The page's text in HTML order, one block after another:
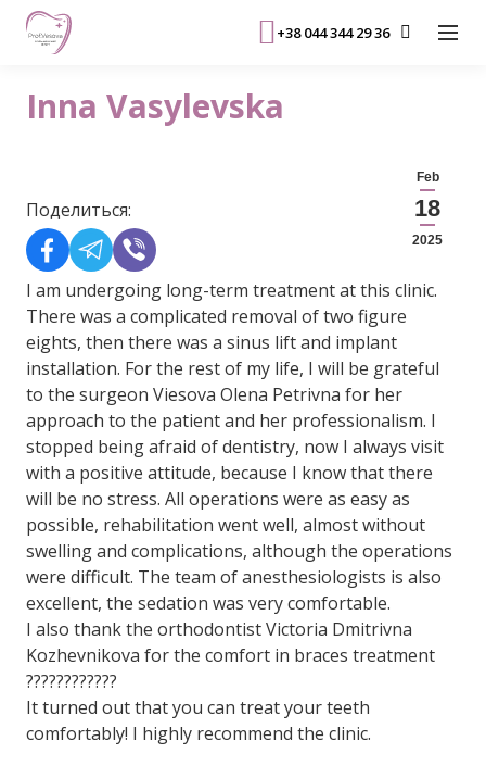
+38 044 344 29 36
Inna Vasylevska
Feb
18
2025
Поделиться:
I am undergoing long-term treatment at this clinic.
There was a complicated removal of two figure
eights, then there was a sinus lift and implant
installation. For the rest of my life, I will be grateful
to the surgeon Viesova Olena Petrivna for her
approach to the patient and her professionalism. I
stopped being afraid of dentistry, now I always visit
with a positive attitude, because I know that there
will be no stress. All operations were as easy as
possible, rehabilitation went well, almost without
swelling and complications, although the operations
were difficult. The team of anesthesiologists is also
excellent, the sedation was very comfortable.
I also thank the orthodontist Victoria Dmitrivna
Kozhevnikova for the comfort in braces treatment
????????????
It turned out that you can treat your teeth
comfortably! I highly recommend the clinic.